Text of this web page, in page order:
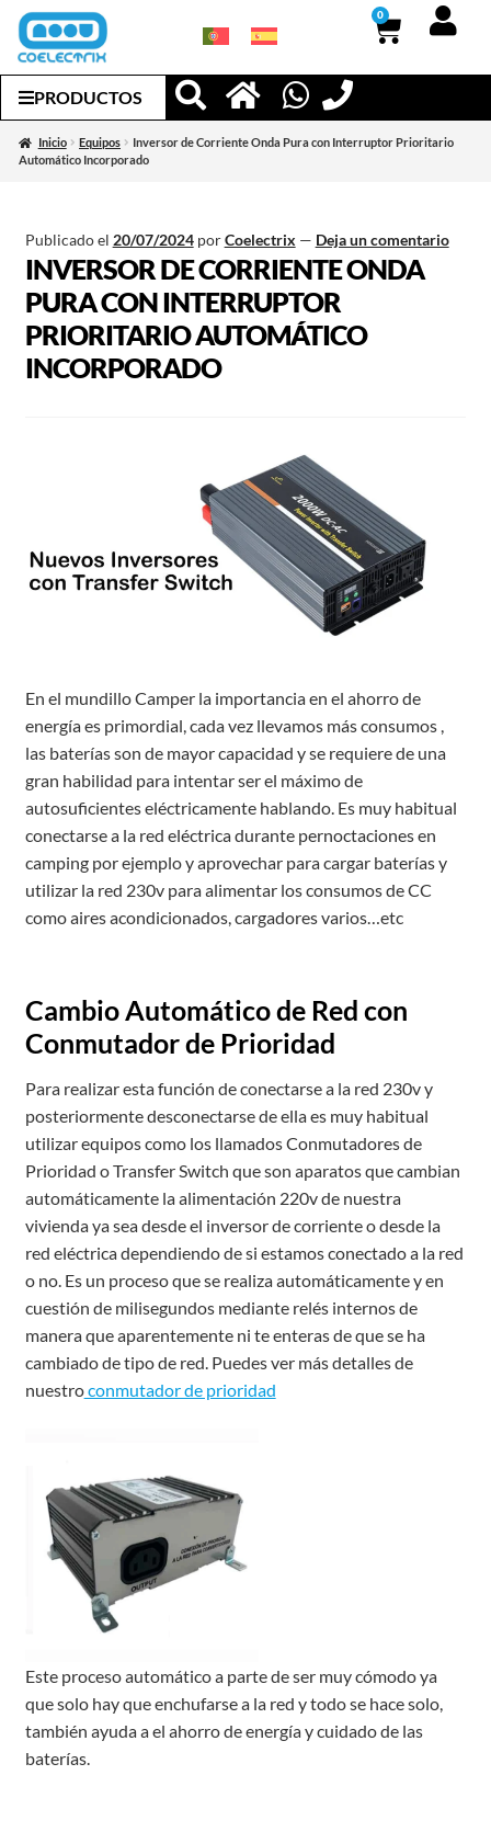
0
PRODUCTOS
Inicio Equipos
Inversor de Corriente Onda Pura con Interruptor Prioritario
Automático Incorporado
Publicado el 20/07/2024 porCoelectrix — Deja un comentario
INVERSOR DE CORRIENTE ONDA
PURA CON INTERRUPTOR
PRIORITARIO AUTOMÁTICO
INCORPORADO
En el mundillo Camper la importancia en el ahorro de
energía es primordial, cada vez llevamos más consumos ,
las baterías son de mayor capacidad y se requiere de una
gran habilidad para intentar ser el máximo de
autosuficientes eléctricamente hablando. Es muy habitual
conectarse a la red eléctrica durante pernoctaciones en
camping por ejemplo y aprovechar para cargar baterías y
utilizar la red 230v para alimentar los consumos de CC
como aires acondicionados, cargadores varios…etc
Cambio Automático de Red con
Conmutador de Prioridad
Para realizar esta función de conectarse a la red 230v y
posteriormente desconectarse de ella es muy habitual
utilizar equipos como los llamados Conmutadores de
Prioridad o Transfer Switch que son aparatos que cambian
automáticamente la alimentación 220v de nuestra
vivienda ya sea desde el inversor de corriente o desde la
red eléctrica dependiendo de si estamos conectado a la red
o no. Es un proceso que se realiza automáticamente y en
cuestión de milisegundos mediante relés internos de
manera que aparentemente ni te enteras de que se ha
cambiado de tipo de red. Puedes ver más detalles de
nuestroconmutador de prioridad
Este proceso automático a parte de ser muy cómodo ya
que solo hay que enchufarse a la red y todo se hace solo,
también ayuda a el ahorro de energía y cuidado de las
baterías.